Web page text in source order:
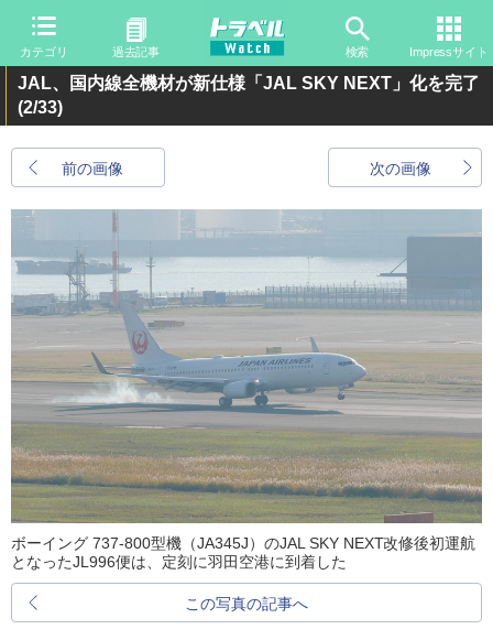
カテゴリ 過去記事 検索 Impressサイト
JAL、国内線全機材が新仕様「JAL SKY NEXT」化を完了
(2/33)
前の画像 次の画像
ボーイング 737-800型機（JA345J）のJAL SKY NEXT改修後初運航
となったJL996便は、定刻に羽田空港に到着した
この写真の記事へ